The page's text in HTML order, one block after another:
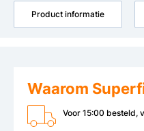
Product informatie
Waarom
Voor 15:00 besteld,